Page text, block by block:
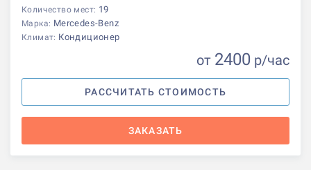
Количество мест: 19
Марка: Mercedes-Benz
Климат: Кондиционер
от 2400 р/час
РАССЧИТАТЬ СТОИМОСТЬ
ЗАКАЗАТЬ